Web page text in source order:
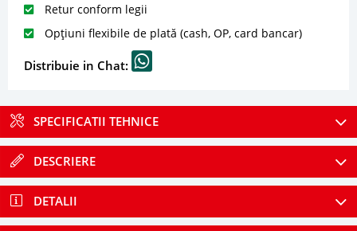
Retur conform legii
Opțiuni flexibile de plată (cash, OP, card bancar)
Distribuie in Chat:
SPECIFICATII TEHNICE
DESCRIERE
DETALII